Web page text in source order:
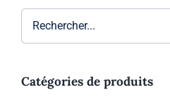
Catégories de produits